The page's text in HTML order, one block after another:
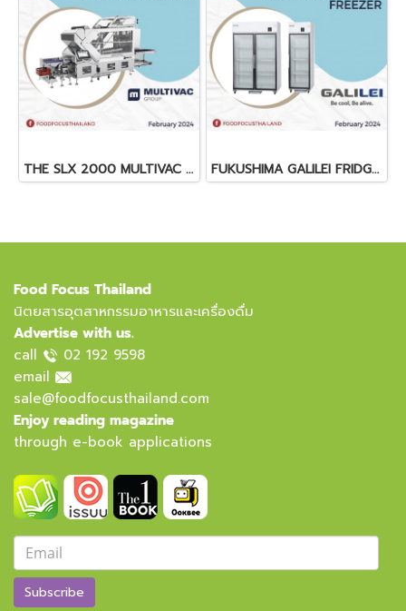
THE SLX 2000 MULTIVAC SLICER FUKUSHIMA GALILEI FRIDGE GLASS DOOR FREEZER
Food Focus Thailand
นิตยสารอุตสาหกรรมอาหารและเครื่องดื่ม
Advertise with us.
call
02 192 9598
email
sale@foodfocusthailand.com
Enjoy reading magazine
through e-book applications
Subscribe